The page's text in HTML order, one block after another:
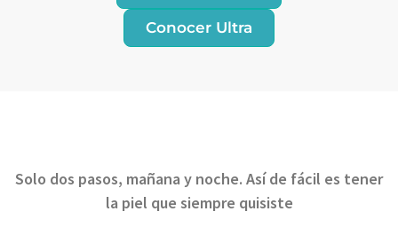
Conocer Ultra
Solo dos pasos, mañana y noche. Así de fácil es tener
la piel que siempre quisiste